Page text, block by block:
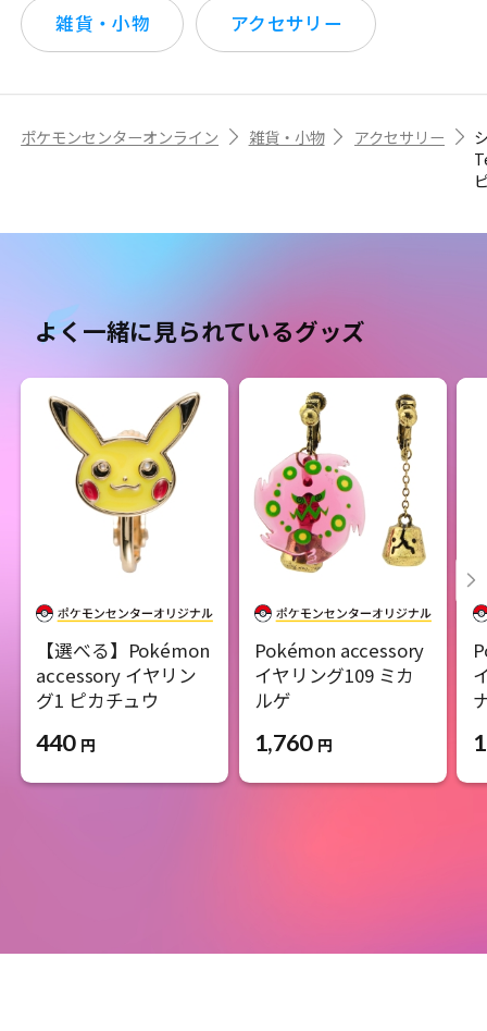
雑貨・小物 アクセサリー
ポケモンセンターオンライン 雑貨・小物 アクセサリー
よく一緒に見られているグッズ
【選べる】Pokémon
accessory イヤリン
グ1 ピカチュウ
440 円
Pokémon accessory
イヤリング109 ミカ
ルゲ
1,760 円